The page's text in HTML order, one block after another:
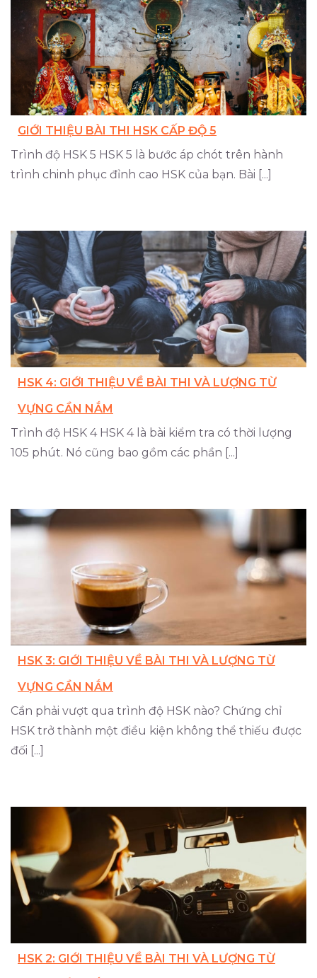
GIỚI THIỆU BÀI THI HSK CẤP ĐỘ 5
Trình độ HSK 5 HSK 5 là bước áp chót trên hành
trình chinh phục đỉnh cao HSK của bạn. Bài [...]
HSK 4: GIỚI THIỆU VỀ BÀI THI VÀ LƯỢNG TỪ
VỰNG CẦN NẮM
Trình độ HSK 4 HSK 4 là bài kiểm tra có thời lượng
105 phút. Nó cũng bao gồm các phần [...]
HSK 3: GIỚI THIỆU VỀ BÀI THI VÀ LƯỢNG TỪ
VỰNG CẦN NẮM
Cần phải vượt qua trình độ HSK nào? Chứng chỉ
HSK trở thành một điều kiện không thể thiếu được
đối [...]
HSK 2: GIỚI THIỆU VỀ BÀI THI VÀ LƯỢNG TỪ